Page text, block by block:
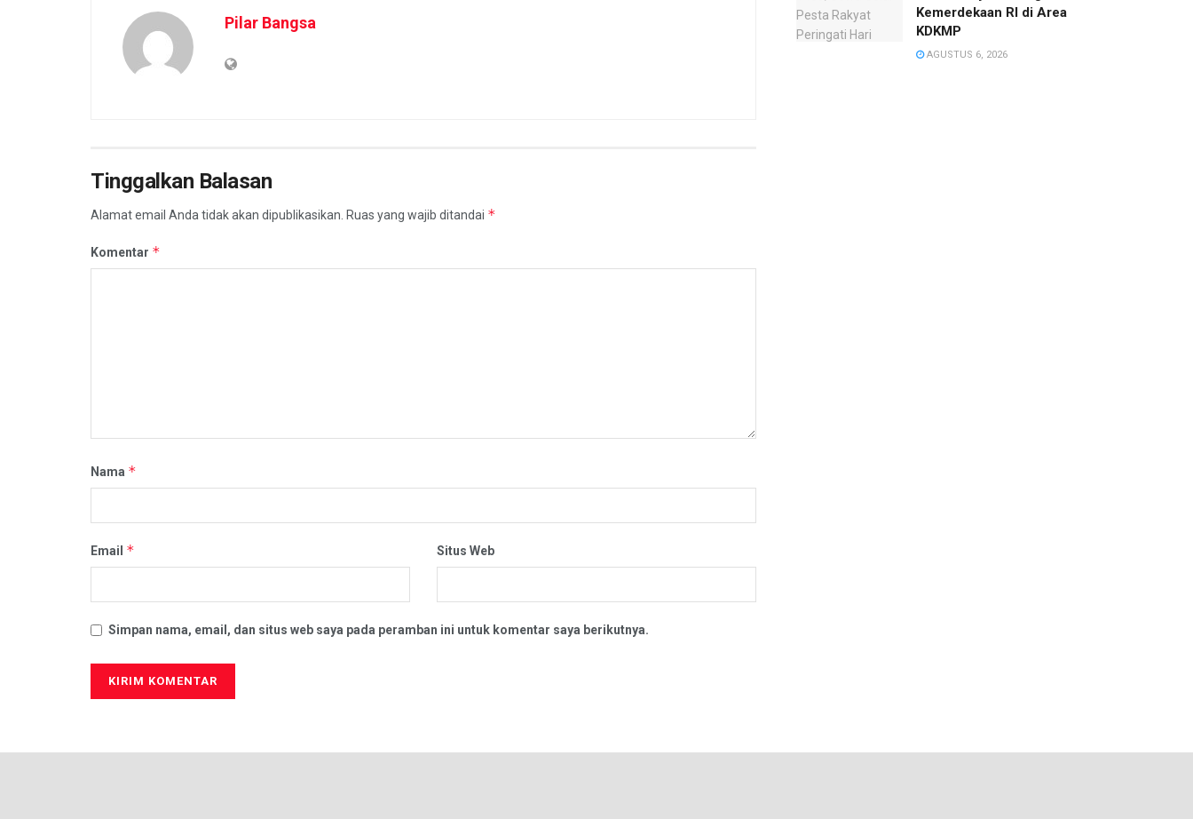
Pilar Bangsa
Tinggalkan Balasan
Alamat email Anda tidak akan dipublikasikan. Ruas yang wajib ditandai *
Komentar *
Nama *
Email * Situs Web
Simpan nama, email, dan situs web saya pada peramban ini untuk komentar saya berikutnya.
Kemerdekaan RI di Area
KDKMP
AGUSTUS 6, 2026